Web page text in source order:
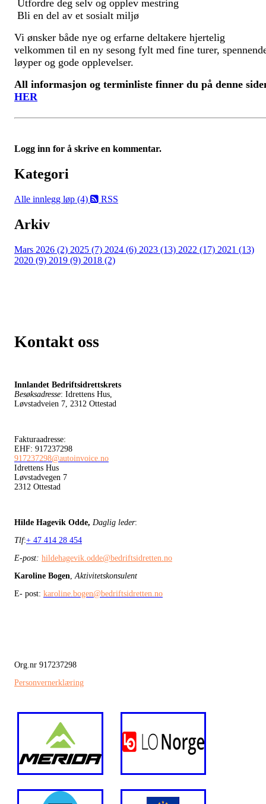
Utfordre deg selv og opplev mestring
Bli en del av et sosialt miljø
Vi ønsker både nye og erfarne deltakere hjertelig
velkommen til en ny sesong fylt med fine turer,
løyper og gode opplevelser.
All informasjon og terminliste finner du på denne
HER
Logg inn for å skrive en kommentar.
Kategori
Alle innlegg løp (4) RSS
Arkiv
Mars 2026 (2) 2025 (7) 2024 (6) 2023 (13) 2022 (17) 2021 (13)
2020 (9) 2019 (9) 2018 (2)
Kontakt oss
Innlandet Bedriftsidrettskrets
Besøksadresse: Idrettens Hus,
Løvstadveien 7, 2312 Ottestad
Fakturaadresse:
EHF: 917237298
917237298@autoinvoice.no
Idrettens Hus
Løvstadvegen 7
2312 Ottestad
Hilde Hagevik Odde, Daglig leder:
Tlf:+ 47 414 28 454
E-post: hildehagevik.odde@bedriftsidretten.no
Karoline Bogen,Aktivitetskonsulent
E- post: karoline.bogen@bedriftsidretten.no
Org.nr 917237298
Personvernerklæring